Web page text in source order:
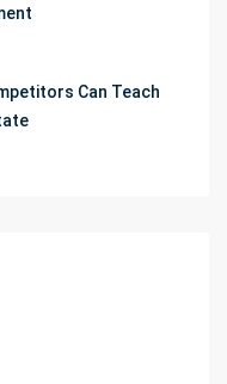
Can Teach